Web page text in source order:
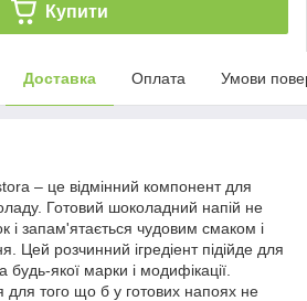
Купити
Доставка Оплата Умови
– це відмінний компонент для
Готовий шоколадний напій не
і запам'ятається чудовим смаком і
Цей розчинний ігредіент підійде для
будь-якої марки і модифікації.
для того що б у готових напоях не